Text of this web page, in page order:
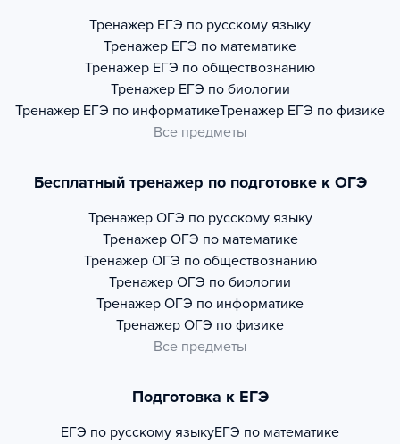
Тренажер ЕГЭ по русскому языку
Тренажер ЕГЭ по математике
Тренажер ЕГЭ по обществознанию
Тренажер ЕГЭ по биологии
Тренажер ЕГЭ по информатикеТренажер ЕГЭ по физике
Все предметы
Бесплатный тренажер по подготовке к ОГЭ
Тренажер ОГЭ по русскому языку
Тренажер ОГЭ по математике
Тренажер ОГЭ по обществознанию
Тренажер ОГЭ по биологии
Тренажер ОГЭ по информатике
Тренажер ОГЭ по физике
Все предметы
Подготовка к ЕГЭ
ЕГЭ по русскому языкуЕГЭ по математике